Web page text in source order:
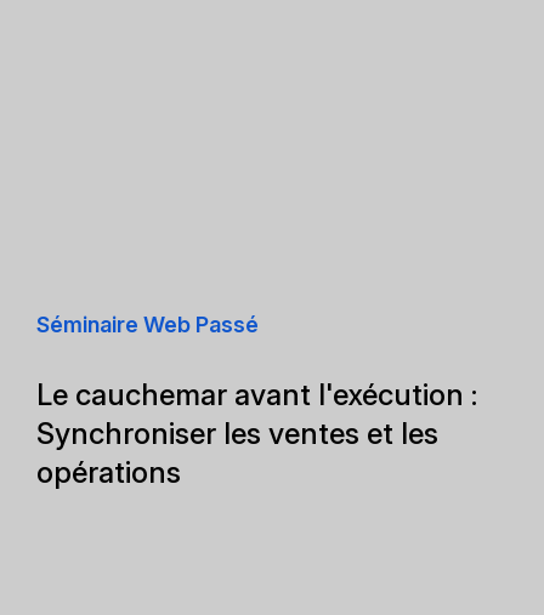
Séminaire Web Passé
Le cauchemar avant l'exécution :
Synchroniser les ventes et les
opérations